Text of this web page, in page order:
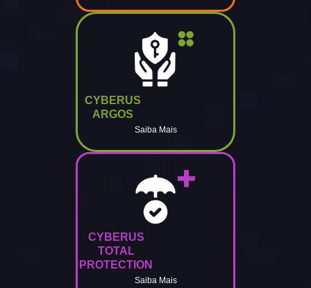
CYBERUS
ARGOS
Saiba Mais
CYBERUS
TOTAL
PROTECTION
Saiba Mais